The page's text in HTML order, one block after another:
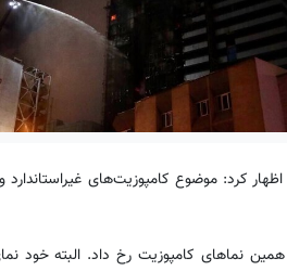
کرد: موضوع کامپوزیت‌های غیراستاندارد
نماهای کامپوزیت رخ داد. البته خود